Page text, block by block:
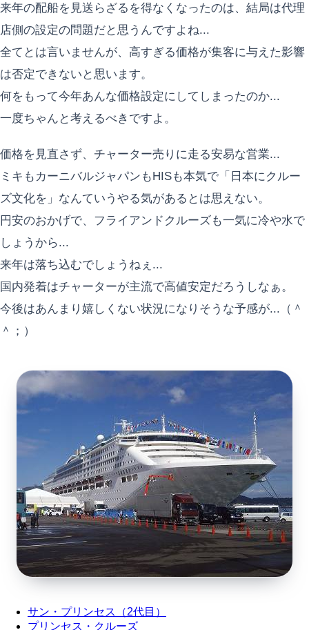
来年の配船を見送らざるを得なくなったのは、結局は代理
店側の設定の問題だと思うんですよね...
全てとは言いませんが、高すぎる価格が集客に与えた影響
は否定できないと思います。
何をもって今年あんな価格設定にしてしまったのか...
一度ちゃんと考えるべきですよ。
価格を見直さず、チャーター売りに走る安易な営業...
ミキもカーニバルジャパンもHISも本気で「日本にクルー
ズ文化を」なんていうやる気があるとは思えない。
円安のおかげで、フライアンドクルーズも一気に冷や水で
しょうから...
来年は落ち込むでしょうねぇ...
国内発着はチャーターが主流で高値安定だろうしなぁ。
今後はあんまり嬉しくない状況になりそうな予感が...（＾
＾；）
サン・プリンセス（2代目）
プリンセス・クルーズ